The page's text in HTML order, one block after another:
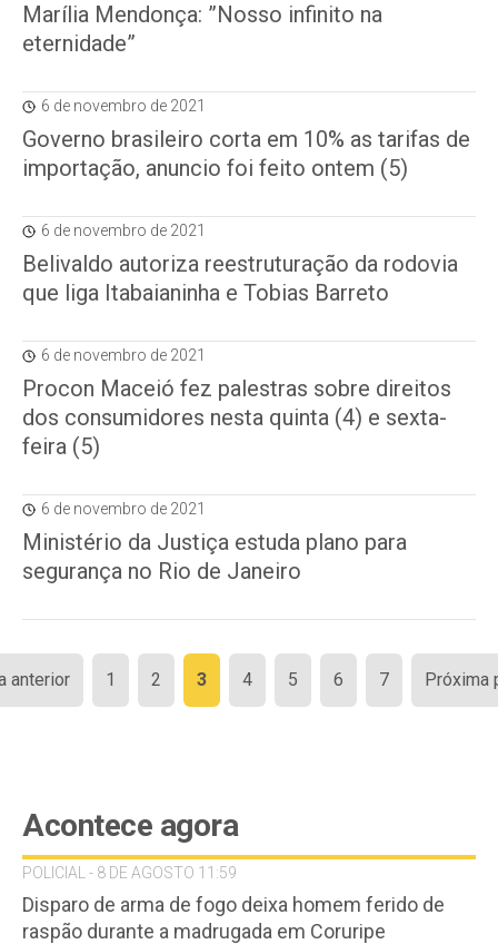
Marília Mendonça: ”Nosso infinito na
eternidade”
6 de novembro de 2021
Governo brasileiro corta em 10% as tarifas de
importação, anuncio foi feito ontem (5)
6 de novembro de 2021
Belivaldo autoriza reestruturação da rodovia
que liga Itabaianinha e Tobias Barreto
6 de novembro de 2021
Procon Maceió fez palestras sobre direitos
dos consumidores nesta quinta (4) e sexta-
feira (5)
6 de novembro de 2021
Ministério da Justiça estuda plano para
segurança no Rio de Janeiro
Paginação
de
anterior 1 2 3 4 5 6 7 Próxima
Acontece agora
POLICIAL - 8 DE AGOSTO 11:59
Disparo de arma de fogo deixa homem ferido de
raspão durante a madrugada em Coruripe